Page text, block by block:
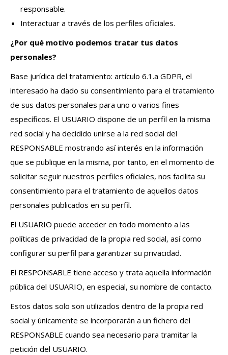
responsable.
Interactuar a través de los perfiles oficiales.
¿Por qué motivo podemos tratar tus datos
personales?
Base jurídica del tratamiento: artículo 6.1.a GDPR, el
interesado ha dado su consentimiento para el tratamiento
de sus datos personales para uno o varios fines
específicos. El USUARIO dispone de un perfil en la misma
red social y ha decidido unirse a la red social del
RESPONSABLE mostrando así interés en la información
que se publique en la misma, por tanto, en el momento de
solicitar seguir nuestros perfiles oficiales, nos facilita su
consentimiento para el tratamiento de aquellos datos
personales publicados en su perfil.
El USUARIO puede acceder en todo momento a las
políticas de privacidad de la propia red social, así como
configurar su perfil para garantizar su privacidad.
El RESPONSABLE tiene acceso y trata aquella información
pública del USUARIO, en especial, su nombre de contacto.
Estos datos solo son utilizados dentro de la propia red
social y únicamente se incorporarán a un fichero del
RESPONSABLE cuando sea necesario para tramitar la
petición del USUARIO.